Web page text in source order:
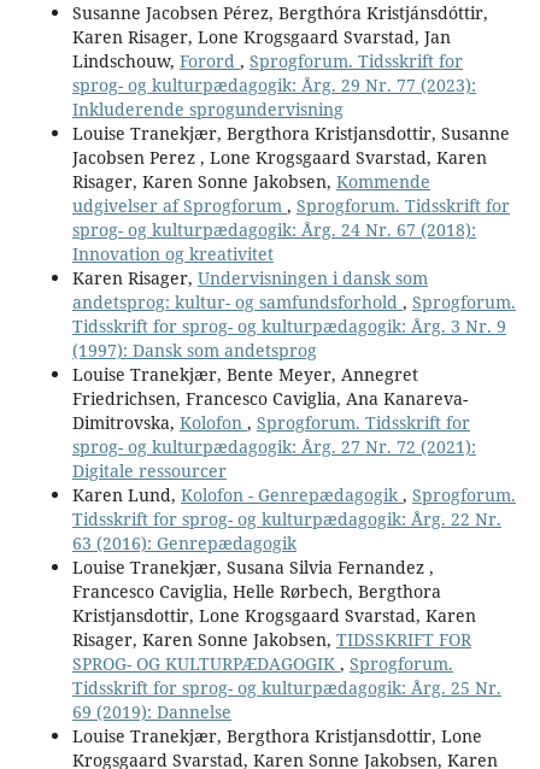
Susanne Jacobsen Pérez, Bergthóra Kristjánsdóttir,
Karen Risager, Lone Krogsgaard Svarstad, Jan
Lindschouw, Forord , Sprogforum. Tidsskrift for
sprog- og kulturpædagogik: Årg. 29 Nr. 77 (2023):
Inkluderende sprogundervisning
Louise Tranekjær, Bergthora Kristjansdottir, Susanne
Jacobsen Perez , Lone Krogsgaard Svarstad, Karen
Risager, Karen Sonne Jakobsen, Kommende
udgivelser af Sprogforum , Sprogforum. Tidsskrift for
sprog- og kulturpædagogik: Årg. 24 Nr. 67 (2018):
Innovation og kreativitet
Karen Risager, Undervisningen i dansk som
andetsprog: kultur- og samfundsforhold , Sprogforum.
Tidsskrift for sprog- og kulturpædagogik: Årg. 3 Nr. 9
(1997): Dansk som andetsprog
Louise Tranekjær, Bente Meyer, Annegret
Friedrichsen, Francesco Caviglia, Ana Kanareva-
Dimitrovska, Kolofon , Sprogforum. Tidsskrift for
sprog- og kulturpædagogik: Årg. 27 Nr. 72 (2021):
Digitale ressourcer
Karen Lund, Kolofon - Genrepædagogik , Sprogforum.
Tidsskrift for sprog- og kulturpædagogik: Årg. 22 Nr.
63 (2016): Genrepædagogik
Louise Tranekjær, Susana Silvia Fernandez ,
Francesco Caviglia, Helle Rørbech, Bergthora
Kristjansdottir, Lone Krogsgaard Svarstad, Karen
Risager, Karen Sonne Jakobsen, TIDSSKRIFT FOR
SPROG- OG KULTURPÆDAGOGIK , Sprogforum.
Tidsskrift for sprog- og kulturpædagogik: Årg. 25 Nr.
69 (2019): Dannelse
Louise Tranekjær, Bergthora Kristjansdottir, Lone
Krogsgaard Svarstad, Karen Sonne Jakobsen, Karen